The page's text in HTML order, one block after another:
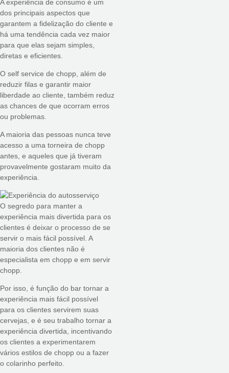
A experiência de consumo é um
dos principais aspectos que
garantem a fidelização do cliente e
há uma tendência cada vez maior
para que elas sejam simples,
diretas e eficientes.
O self service de chopp, além de
reduzir filas e garantir maior
liberdade ao cliente, também reduz
as chances de que ocorram erros
ou problemas.
A maioria das pessoas nunca teve
acesso a uma torneira de chopp
antes, e aqueles que já tiveram
provavelmente gostaram muito da
experiência.
O segredo para manter a
experiência mais divertida para os
clientes é deixar o processo de se
servir o mais fácil possível. A
maioria dos clientes não é
especialista em chopp e em servir
chopp.
Por isso, é função do bar tornar a
experiência mais fácil possível
para os clientes servirem suas
cervejas, e é seu trabalho tornar a
experiência divertida, incentivando
os clientes a experimentarem
vários estilos de chopp ou a fazer
o colarinho perfeito.